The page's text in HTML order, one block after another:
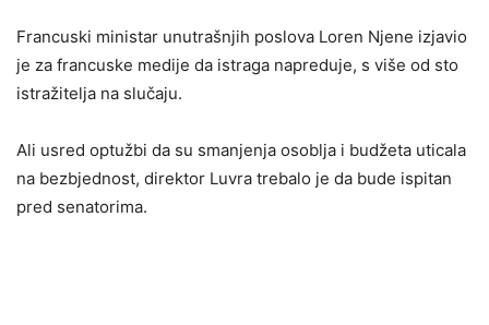
Francuski ministar unutrašnjih poslova Loren Njene izjavio
je za francuske medije da istraga napreduje, s više od sto
istražitelja na slučaju.
Ali usred optužbi da su smanjenja osoblja i budžeta uticala
na bezbjednost, direktor Luvra trebalo je da bude ispitan
pred senatorima.